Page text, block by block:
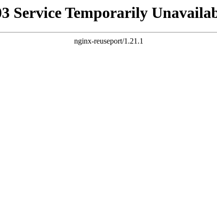
Service Temporarily
nginx-reuseport/1.21.1